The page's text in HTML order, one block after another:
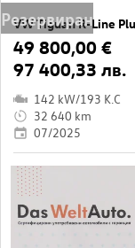
Резервиран
49 800,00 €
97 400,33 лв.
142 kW/193 K.C
32 640 km
07/2025